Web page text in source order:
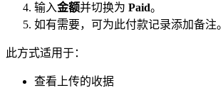
输入金额并切换为 Paid。
如有需要，可为此付款记录添加备注。
此方式适用于：
查看上传的收据